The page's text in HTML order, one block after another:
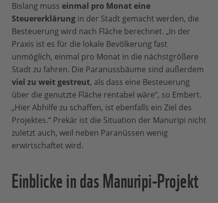
Bislang muss einmal pro Monat eine
Steuererklärung in der Stadt gemacht werden, die
Besteuerung wird nach Fläche berechnet. „In der
Praxis ist es für die lokale Bevölkerung fast
unmöglich, einmal pro Monat in die nächstgrößere
Stadt zu fahren. Die Paranussbäume sind außerdem
viel zu weit gestreut, als dass eine Besteuerung
über die genutzte Fläche rentabel wäre“, so Embert.
„Hier Abhilfe zu schaffen, ist ebenfalls ein Ziel des
Projektes.“ Prekär ist die Situation der Manuripi nicht
zuletzt auch, weil neben Paranüssen wenig
erwirtschaftet wird.
Einblicke in das Manuripi-Projekt